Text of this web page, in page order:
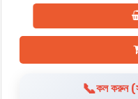
📞কল করুন